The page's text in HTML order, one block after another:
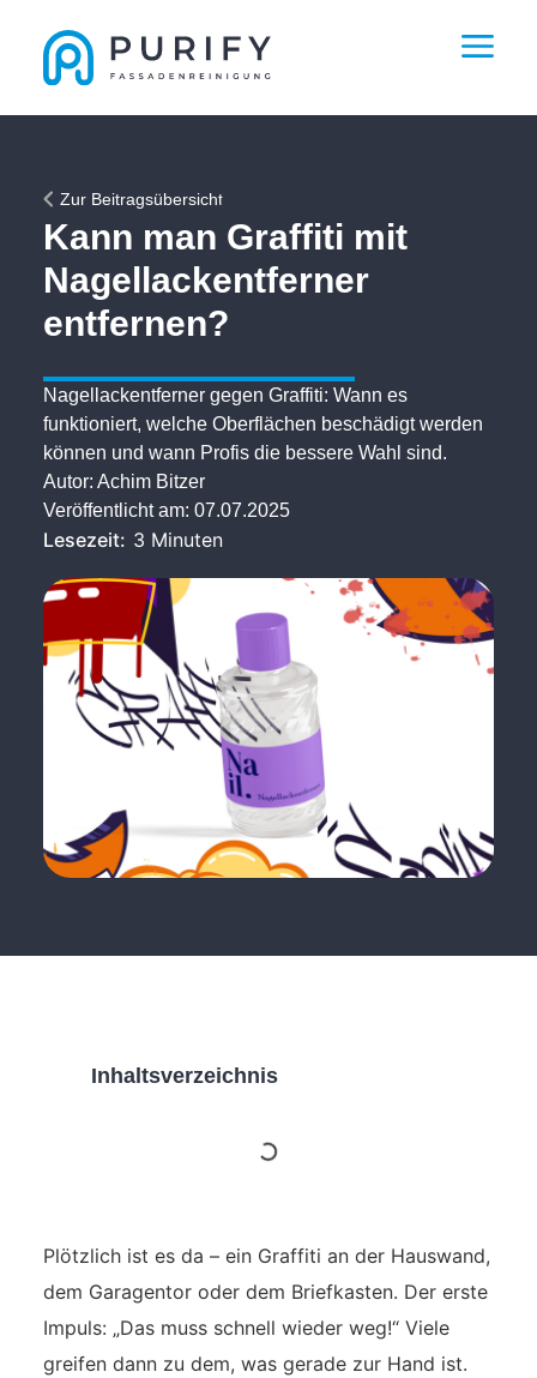
Zur Beitragsübersicht
Kann man Graffiti mit
Nagellackentferner
entfernen?
Nagellackentferner gegen Graffiti: Wann es
funktioniert, welche Oberflächen beschädigt werden
können und wann Profis die bessere Wahl sind.
Autor: Achim Bitzer
Veröffentlicht am: 07.07.2025
Lesezeit: 3 Minuten
Plötzlich ist es da – ein Graffiti an der Hauswand,
dem Garagentor oder dem Briefkasten. Der erste
Impuls: „Das muss schnell wieder weg!“ Viele
greifen dann zu dem, was gerade zur Hand ist.
Inhaltsverzeichnis